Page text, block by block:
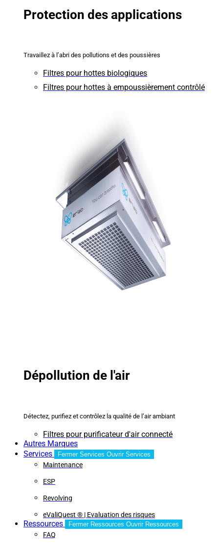
Protection des applications
Travaillez à l’abri des pollutions et des poussières
Filtres pour hottes biologiques
Filtres pour hottes à empoussièrement contrôlé
Dépollution de l'air
Détectez, purifiez et contrôlez la qualité de l’air ambiant
Filtres pour purificateur d'air connecté
Autres Marques
Services
Fermer Services Ouvrir Services
Maintenance
ESP
Revolving
eValiQuest ® | Evaluation des risques
Ressources Fermer Ressources Ouvrir Ressources
FAQ